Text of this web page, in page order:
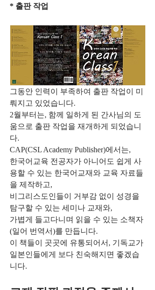
* 출판 작업
그동안 인력이 부족하여 출판 작업이 미
뤄지고 있었습니다.
2월부터는, 함께 일하게 된 간사님의 도
움으로 출판 작업을 재개하게 되었습니
다.
CAP(CSL Academy Publisher)에서는,
한국어교육 전공자가 아니어도 쉽게 사
용할 수 있는 한국어교재와 교육 자료들
을 제작하고,
비그리스도인들이 거부감 없이 성경을
탐구할 수 있는 세미나 교재와,
가볍게 들고다니며 읽을 수 있는 소책자
(일어 번역서)를 만듭니다.
이 책들이 곳곳에 유통되어서, 기독교가
일본인들에게 보다 친숙해지면 좋겠습
니다.